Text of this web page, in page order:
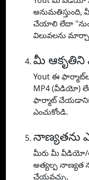
చేయాలి లేదా
విలువలను
మీ ఆకృతిని
Yout ఈ
MP4 (వీడియో)
ఫార్మాట్ చేయడానికి
ఎంచుకోండి.
నాణ్యతను
మీరు మీ వీడియో/
అత్యల్ప నాణ్యత
చేయవచ్చు.